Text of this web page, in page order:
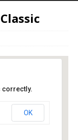
correctly.
OK